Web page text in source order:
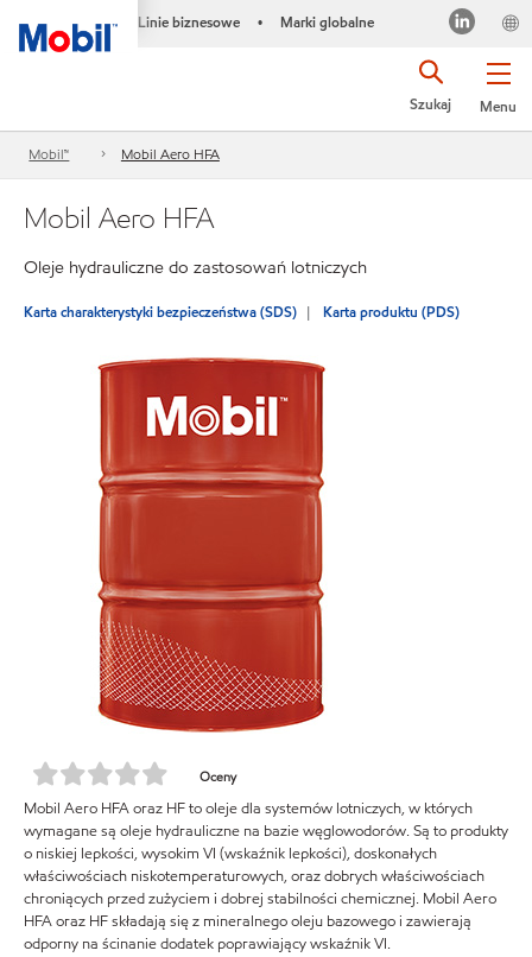
Linie biznesowe • Marki globalne
Menu
Szukaj
Mobil™ Mobil Aero HFA
Mobil Aero HFA
Oleje hydrauliczne do zastosowań lotniczych
Karta charakterystyki bezpieczeństwa (SDS) Karta produktu (PDS)
Oceny
Mobil Aero HFA oraz HF to oleje dla systemów lotniczych, w których
wymagane są oleje hydrauliczne na bazie węglowodorów. Są to produkty
o niskiej lepkości, wysokim VI (wskaźnik lepkości), doskonałych
właściwościach niskotemperaturowych, oraz dobrych właściwościach
chroniących przed zużyciem i dobrej stabilności chemicznej. Mobil Aero
HFA oraz HF składają się z mineralnego oleju bazowego i zawierają
odporny na ścinanie dodatek poprawiający wskaźnik VI.